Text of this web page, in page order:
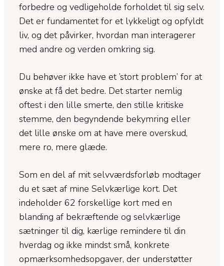
forbedre og vedligeholde forholdet til sig selv.
Det er fundamentet for et lykkeligt og opfyldt
liv, og det påvirker, hvordan man interagerer
med andre og verden omkring sig.
Du behøver ikke have et ’stort problem’ for at
ønske at få det bedre. Det starter nemlig
oftest i den lille smerte, den stille kritiske
stemme, den begyndende bekymring eller
det lille ønske om at have mere overskud,
mere ro, mere glæde.
Som en del af mit selvværdsforløb modtager
du et sæt af mine Selvkærlige kort. Det
indeholder 62 forskellige kort med en
blanding af bekræftende og selvkærlige
sætninger til dig, kærlige remindere til din
hverdag og ikke mindst små, konkrete
opmærksomhedsopgaver, der understøtter